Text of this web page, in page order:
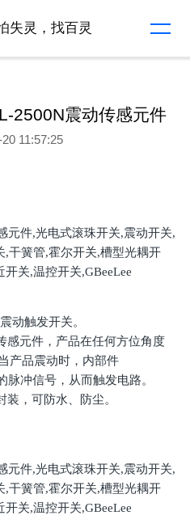
失灵，找百灵
2500N震动传感元件
11:57:25
动触发开关。
感元件，产品在任何方位角度
产品震动时，内部件
脉冲信号，从而触发电路。
，可防水、防尘。